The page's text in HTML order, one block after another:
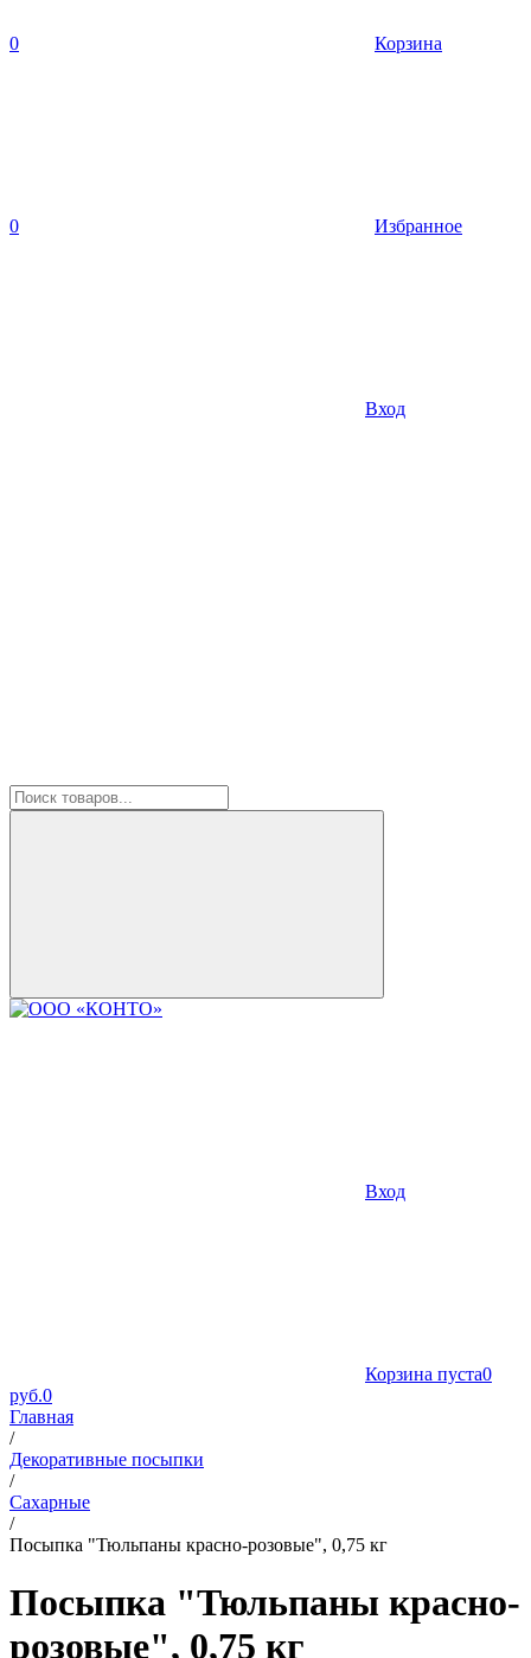
0 Корзина
0 Избранное
Вход
Вход
Корзина пуста0
руб.0
Главная
/
Декоративные посыпки
/
Сахарные
/
Посыпка "Тюльпаны красно-розовые", 0,75 кг
Посыпка "Тюльпаны красно-
розовые", 0,75 кг